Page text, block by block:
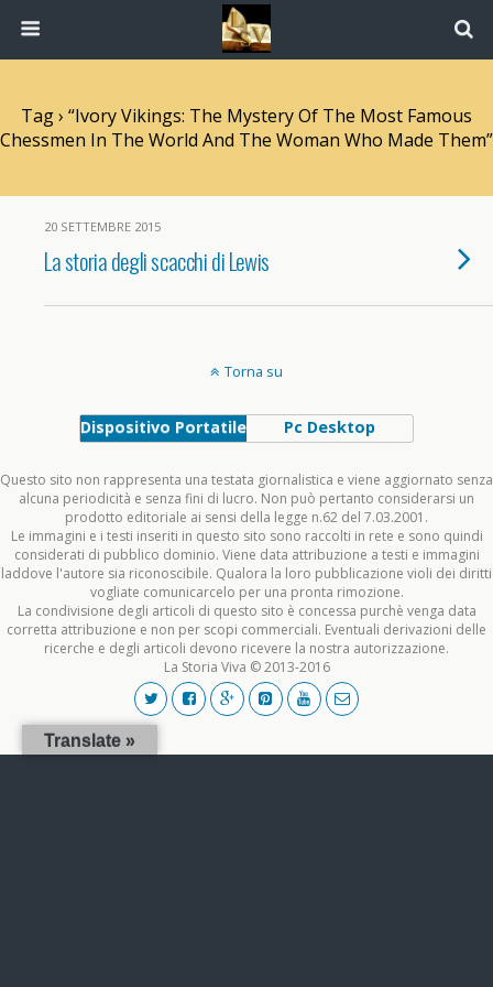
Tag › “Ivory Vikings: The Mystery Of The Most Famous
Chessmen In The World And The Woman Who Made Them”
20 SETTEMBRE 2015
La storia degli scacchi di Lewis
Torna su
Dispositivo Portatile Pc Desktop
Questo sito non rappresenta una testata giornalistica e viene aggiornato senza
alcuna periodicità e senza fini di lucro. Non può pertanto considerarsi un
prodotto editoriale ai sensi della legge n.62 del 7.03.2001.
Le immagini e i testi inseriti in questo sito sono raccolti in rete e sono quindi
considerati di pubblico dominio. Viene data attribuzione a testi e immagini
laddove l'autore sia riconoscibile. Qualora la loro pubblicazione violi dei diritti
vogliate comunicarcelo per una pronta rimozione.
La condivisione degli articoli di questo sito è concessa purchè venga data
corretta attribuzione e non per scopi commerciali. Eventuali derivazioni delle
ricerche e degli articoli devono ricevere la nostra autorizzazione.
La Storia Viva © 2013-2016
Translate »